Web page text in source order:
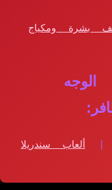
بشرة ومكياج
|
ألعاب سندريلا